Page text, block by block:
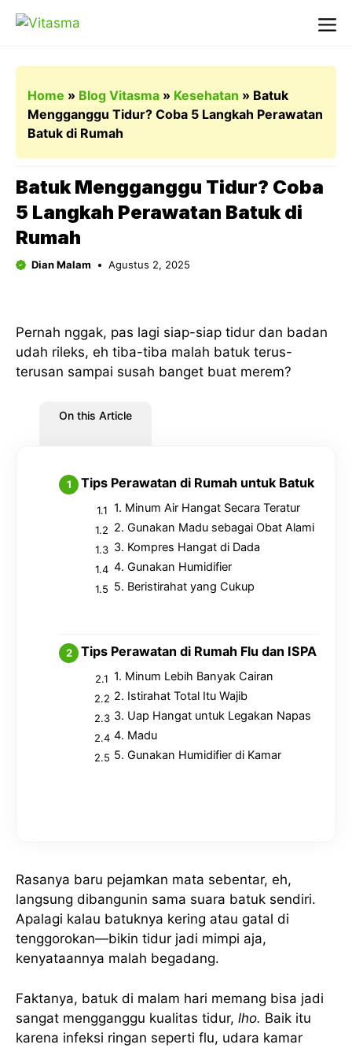
Home » Blog Vitasma » Kesehatan » Batuk
Mengganggu Tidur? Coba 5 Langkah Perawatan
Batuk di Rumah
Batuk Mengganggu Tidur? Coba
5 Langkah Perawatan Batuk di
Rumah
Dian Malam Agustus 2, 2025
Pernah nggak, pas lagi siap-siap tidur dan badan
udah rileks, eh tiba-tiba malah batuk terus-
terusan sampai susah banget buat merem?
On this Article
Tips Perawatan di Rumah untuk Batuk
1. Minum Air Hangat Secara Teratur
2. Gunakan Madu sebagai Obat Alami
3. Kompres Hangat di Dada
4. Gunakan Humidifier
5. Beristirahat yang Cukup
Tips Perawatan di Rumah Flu dan ISPA
1. Minum Lebih Banyak Cairan
2. Istirahat Total Itu Wajib
3. Uap Hangat untuk Legakan Napas
4. Madu
5. Gunakan Humidifier di Kamar
Rasanya baru pejamkan mata sebentar, eh,
langsung dibangunin sama suara batuk sendiri.
Apalagi kalau batuknya kering atau gatal di
tenggorokan—bikin tidur jadi mimpi aja,
kenyataannya malah begadang.
Faktanya, batuk di malam hari memang bisa jadi
sangat mengganggu kualitas tidur, lho. Baik itu
karena infeksi ringan seperti flu, udara kamar